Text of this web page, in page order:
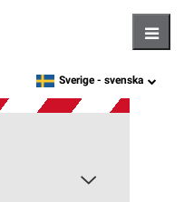
language
Sverige - svenska